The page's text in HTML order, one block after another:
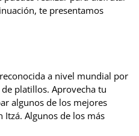
te presentamos
a nivel mundial por
platillos. Aprovecha tu
algunos de los mejores
Itzá. Algunos de los más